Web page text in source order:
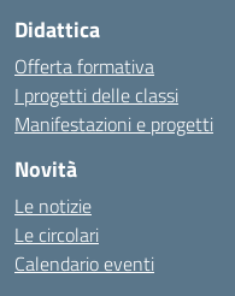
Didattica
Offerta formativa
I progetti delle classi
Manifestazioni e progetti
Novità
Le notizie
Le circolari
Calendario eventi